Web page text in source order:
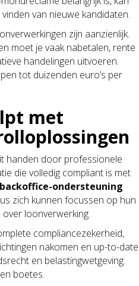
van nieuwe kandidaten.
zijn aanzienlijk.
moet je vaak nabetalen, rente
handelingen uitvoeren.
tot duizenden euro’s per
met
handen door professionele
die volledig compliant is met
backoffice-ondersteuning
zich kunnen focussen op hun
loonverwerking.
compliancezekerheid,
nakomen en up-to-date
en belastingwetgeving.
boetes.